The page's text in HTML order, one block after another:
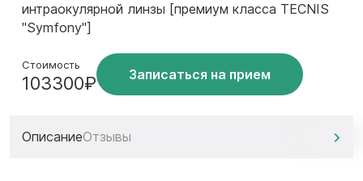
интраокулярной линзы [премиум класса TECNIS
"Symfony"]
Стоимость
103300₽ Записаться на прием
ОписаниеОтзывы